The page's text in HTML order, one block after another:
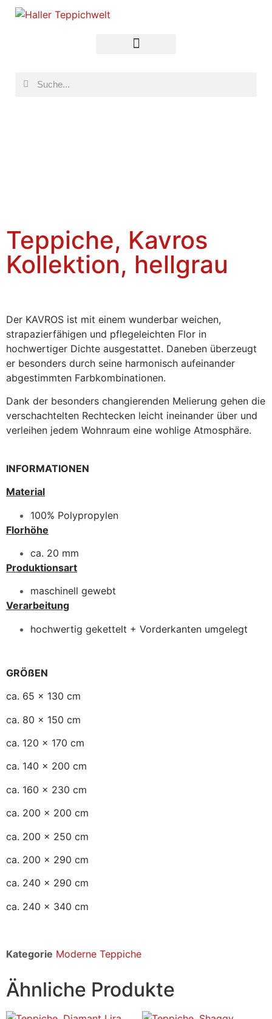
Teppiche, Kavros
Kollektion, hellgrau
Der KAVROS ist mit einem wunderbar weichen,
strapazierfähigen und pflegeleichten Flor in
hochwertiger Dichte ausgestattet. Daneben überzeugt
er besonders durch seine harmonisch aufeinander
abgestimmten Farbkombinationen.
Dank der besonders changierenden Melierung gehen die
verschachtelten Rechtecken leicht ineinander über und
verleihen jedem Wohnraum eine wohlige Atmosphäre.
INFORMATIONEN
Material
100% Polypropylen
Florhöhe
ca. 20 mm
Produktionsart
maschinell gewebt
Verarbeitung
hochwertig gekettelt + Vorderkanten umgelegt
GRÖßEN
ca. 65 x 130 cm
ca. 80 x 150 cm
ca. 120 x 170 cm
ca. 140 x 200 cm
ca. 160 x 230 cm
ca. 200 x 200 cm
ca. 200 x 250 cm
ca. 200 x 290 cm
ca. 240 x 290 cm
ca. 240 x 340 cm
Kategorie Moderne Teppiche
Ähnliche Produkte